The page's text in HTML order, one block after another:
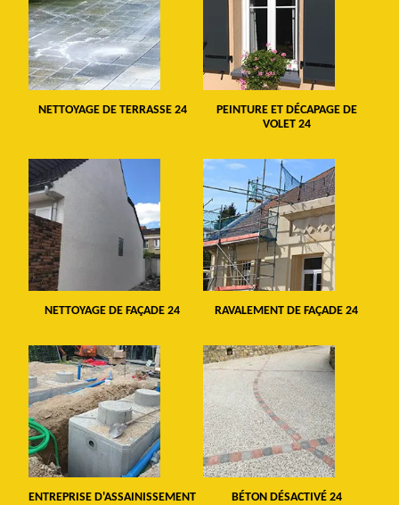
NETTOYAGE DE TERRASSE 24
PEINTURE ET DÉCAPAGE DE
VOLET 24
NETTOYAGE DE FAÇADE 24 RAVALEMENT DE FAÇADE 24
ENTREPRISE D'ASSAINISSEMENT BÉTON DÉSACTIVÉ 24